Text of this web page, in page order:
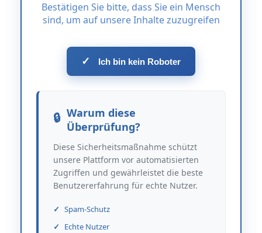
Bestätigen Sie bitte, dass Sie ein Mensch
sind, um auf unsere Inhalte zuzugreifen
✓ Ich bin kein Roboter
Warum diese
Überprüfung?
Diese Sicherheitsmaßnahme schützt
unsere Plattform vor automatisierten
Zugriffen und gewährleistet die beste
Benutzererfahrung für echte Nutzer.
Spam-Schutz
Echte Nutzer